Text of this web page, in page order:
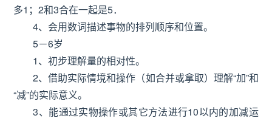
多1；2和3合在一起是5．
4、会用数词描述事物的排列顺序和位置。
5－6岁
1、初步理解量的相对性。
2、借助实际情境和操作（如合并或拿取）理解“加”和
“减”的实际意义。
3、能通过实物操作或其它方法进行10以内的加减运